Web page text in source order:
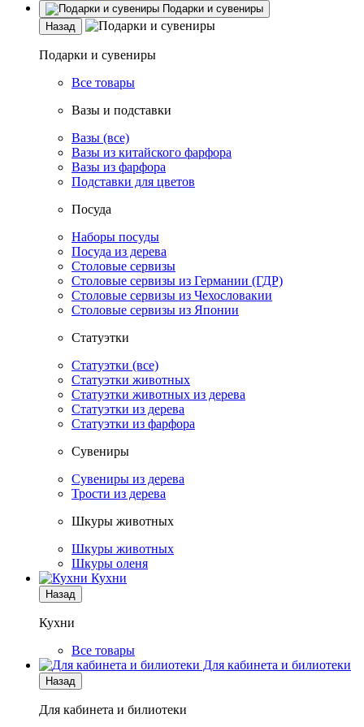
Подарки и сувениры
Назад
Подарки и сувениры
Все товары
Вазы и подставки
Вазы (все)
Вазы из китайского фарфора
Вазы из фарфора
Подставки для цветов
Посуда
Наборы посуды
Посуда из дерева
Столовые сервизы
Столовые сервизы из Германии (ГДР)
Столовые сервизы из Чехословакии
Столовые сервизы из Японии
Статуэтки
Статуэтки (все)
Статуэтки животных
Статуэтки животных из дерева
Статуэтки из дерева
Статуэтки из фарфора
Сувениры
Сувениры из дерева
Трости из дерева
Шкуры животных
Шкуры животных
Шкуры оленя
Кухни
Назад
Кухни
Все товары
Для кабинета и билиотеки
Назад
Для кабинета и билиотеки